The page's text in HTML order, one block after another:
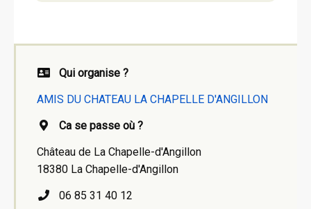
Qui organise ?
AMIS DU CHATEAU LA CHAPELLE D'ANGILLON
Ca se passe où ?
Château de La Chapelle-d'Angillon
18380 La Chapelle-d'Angillon
06 85 31 40 12